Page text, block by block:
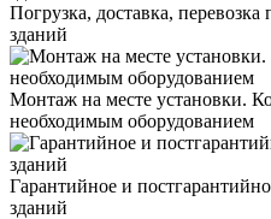
Погрузка, доставка,
зданий
Монтаж на месте установки.
необходимым оборудованием
Гарантийное и
зданий